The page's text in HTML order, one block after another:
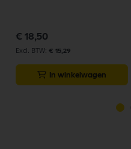
€ 18,50
€ 15,29
In winkelwagen